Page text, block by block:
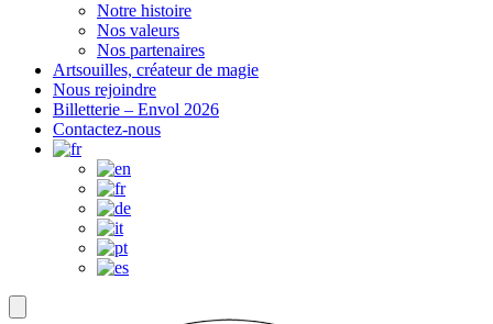
Notre histoire
Nos valeurs
Nos partenaires
Artsouilles, créateur de magie
Nous rejoindre
Billetterie – Envol 2026
Contactez-nous